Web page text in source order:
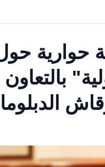
حوارية